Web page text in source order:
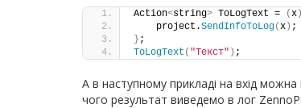
Action<string> ToLogText = (x )
    project.
SendInfoToLog(x ) ;
} ;
ToLogText ( "Текст" ) ;
А в наступному прикладі на вхід можна
чого результат виведемо в лог